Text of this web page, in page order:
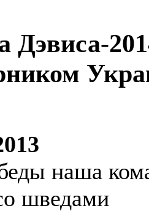
Дэвиса-
наша
шведами